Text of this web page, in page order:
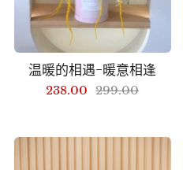
温暖的相遇-暖意相逢
238.00 299.00